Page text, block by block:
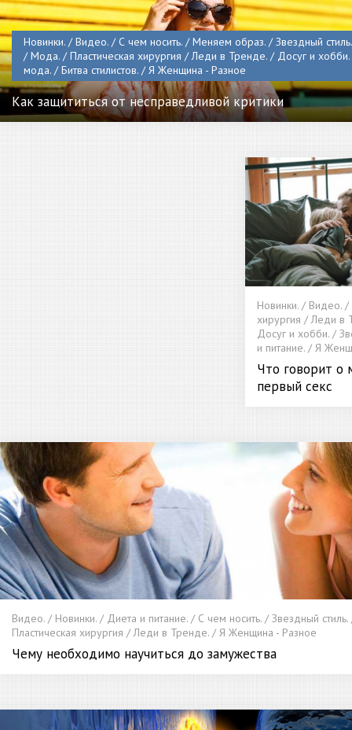
Новинки. / Видео. / С чем носить. / Меняем образ. / Звездный
/ Мода. / Пластическая хирургия / Леди в Тренде. / Досуг и
мода. / Битва стилистов. / Я Женщина - Разное
Как защититься от несправедливой критики
Новинки. / Видео. /
хирургия / Леди в
Досуг и хобби. /
и питание. / Я
Что говорит о
первый секс
Видео. / Новинки. / Диета и питание. / С чем носить. / Звездный
Пластическая хирургия / Леди в Тренде. / Я Женщина - Разное
Чему необходимо научиться до замужества